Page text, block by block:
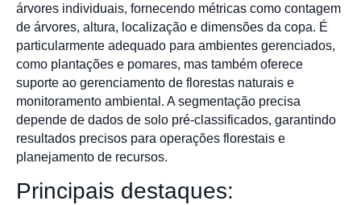
árvores individuais, fornecendo métricas como contagem
de árvores, altura, localização e dimensões da copa. É
particularmente adequado para ambientes gerenciados,
como plantações e pomares, mas também oferece
suporte ao gerenciamento de florestas naturais e
monitoramento ambiental. A segmentação precisa
depende de dados de solo pré-classificados, garantindo
resultados precisos para operações florestais e
planejamento de recursos.
Principais destaques: